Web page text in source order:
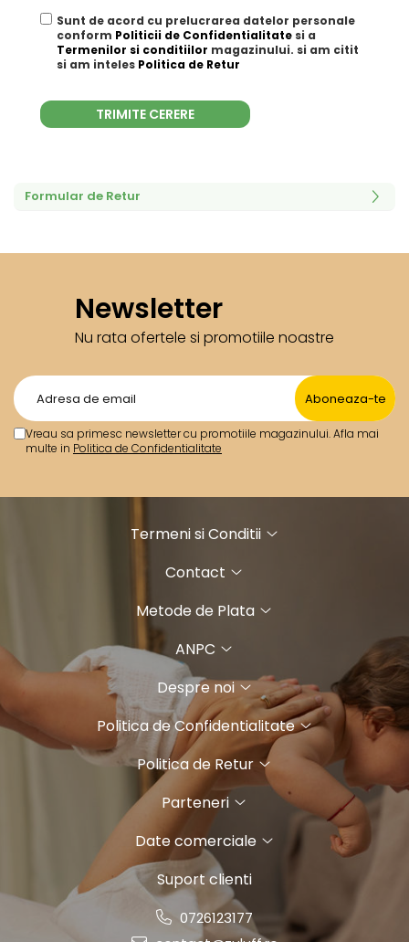
Sunt de acord cu prelucrarea datelor personale
conform Politicii de Confidentialitate si a
Termenilor si conditiilor magazinului. si am citit
si am inteles Politica de Retur
Formular de Retur
Newsletter
Nu rata ofertele si promotiile noastre
Vreau sa primesc newsletter cu promotiile magazinului. Afla mai
multe in Politica de Confidentialitate
Termeni si Conditii
Contact
Metode de Plata
ANPC
Despre noi
Politica de Confidentialitate
Politica de Retur
Parteneri
Date comerciale
Suport clienti
0726123177